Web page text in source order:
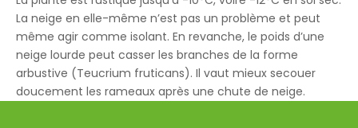
La neige en elle-même n’est pas un problème et peut
même agir comme isolant. En revanche, le poids d’une
neige lourde peut casser les branches de la forme
arbustive (Teucrium fruticans). Il vaut mieux secouer
doucement les rameaux après une chute de neige.